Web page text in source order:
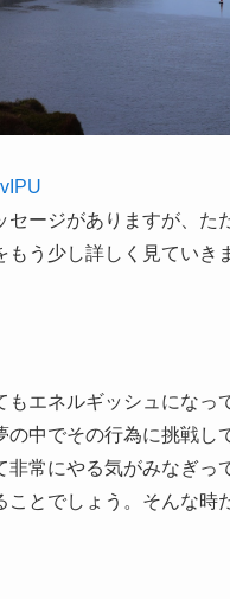
ージがありますが、
う少し詳しく見ていき
エネルギッシュになっ
中でその行為に挑戦し
常にやる気がみなぎっ
とでしょう。そんな時